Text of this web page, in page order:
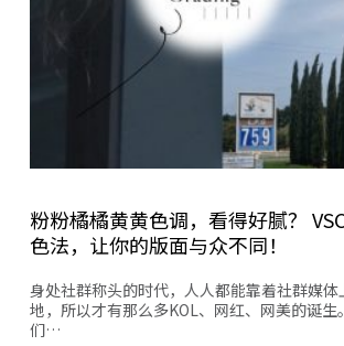
粉粉橘橘黄黄色调，看得好腻？
色法，让你的版面与众不同！
身处社群称头的时代，人人都能靠着社群媒
地，所以才有那么多KOL、网红、网美的诞生
们…